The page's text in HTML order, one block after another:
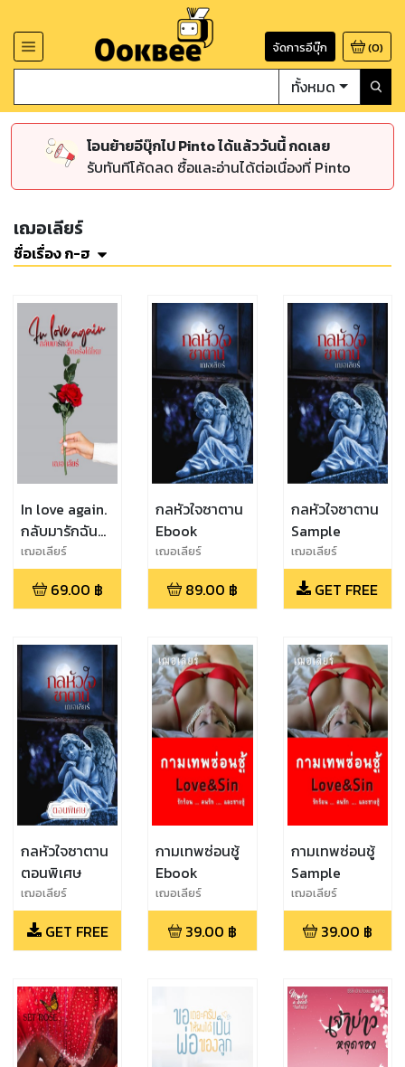
จัดการอีบุ๊ก (0)
ทั้งหมด
โอนย้ายอีบุ๊กไป Pinto ได้แล้ววันนี้ กดเลย
รับทันทีโค้ดลด ซื้อและอ่านได้ต่อเนื่องที่ Pinto
เฌอเลียร์
ชื่อเรื่อง ก-ฮ
In love again.
กลับมารักฉัน
อีกครั้งได้ไหม
Sample
เฌอเลียร์
69.00 ฿
กลหัวใจซาตาน
Ebook
เฌอเลียร์
89.00 ฿
กลหัวใจซาตาน
Sample
เฌอเลียร์
GET FREE
กลหัวใจซาตาน
ตอนพิเศษ
เฌอเลียร์
GET FREE
กามเทพซ่อนชู้
Ebook
เฌอเลียร์
39.00 ฿
กามเทพซ่อนชู้
Sample
เฌอเลียร์
39.00 ฿